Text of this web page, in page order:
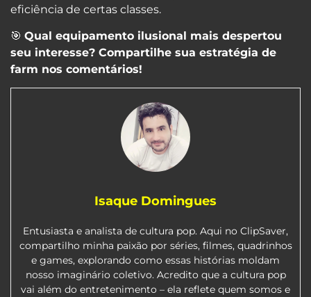
eficiência de certas classes.
🎯 Qual equipamento ilusional mais despertou
seu interesse? Compartilhe sua estratégia de
farm nos comentários!
Isaque Domingues
Entusiasta e analista de cultura pop. Aqui no ClipSaver,
compartilho minha paixão por séries, filmes, quadrinhos
e games, explorando como essas histórias moldam
nosso imaginário coletivo. Acredito que a cultura pop
vai além do entretenimento – ela reflete quem somos e